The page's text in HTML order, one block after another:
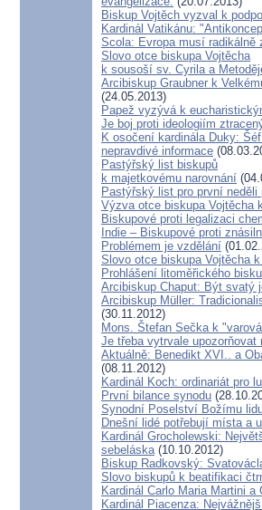
Biskup Vojtěch vyzval k
Kardinál Vatikánu:
Scola: Evropa musí
Slovo otce biskupa Vojtěcha
k sousoší sv. Cyrila a
Arcibiskup Graubner k
(24.05.2013)
Papež vyzývá k
Je boj proti ideologiím
K osočení kardinála Duky:
nepravdivé informace
Pastýřský list biskupů
k majetkovému narovnání
Pastýřský list pro první neděli
Výzva otce biskupa Vojtěcha
Biskupové proti legalizaci
Indie – Biskupové proti
Problémem je vzdělání
Slovo otce biskupa Vojtěcha
Prohlášení litoměřického
Arcibiskup Chaput: Být svatý
Arcibiskup Müller:
(30.11.2012)
Mons. Štefan Sečka k
Je třeba vytrvale
Aktuálně: Benedikt XVI.. a
(08.11.2012)
Kardinál Koch: ordinariát pro
První bilance synodu
Synodní Poselství Božímu
Dnešní lidé potřebují místa a
Kardinál Grocholewski:
sebeláska(10.10.2012)
Biskup Radkovský:
Slovo biskupů k beatifikaci
Kardinál Carlo Maria Martini
Kardinál Piacenza: